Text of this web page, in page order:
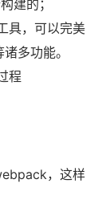
建的；
具，可以完美
多功能。
程
，这样